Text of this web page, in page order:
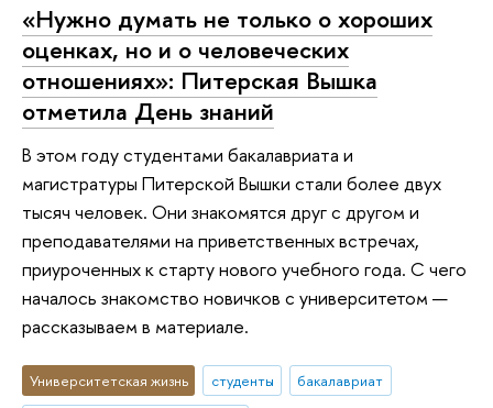
«Нужно думать не только о хороших
оценках, но и о человеческих
отношениях»: Питерская Вышка
отметила День знаний
В этом году студентами бакалавриата и
магистратуры Питерской Вышки стали более двух
тысяч человек. Они знакомятся друг с другом и
преподавателями на приветственных встречах,
приуроченных к старту нового учебного года. С чего
началось знакомство новичков с университетом —
рассказываем в материале.
Университетская жизнь студенты
бакалавриат